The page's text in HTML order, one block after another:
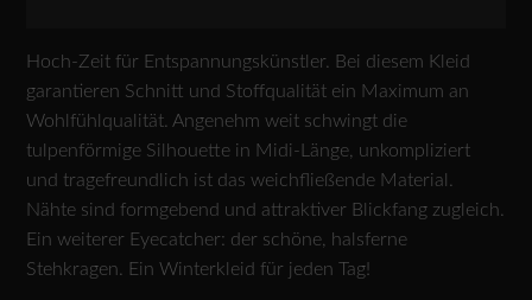
Hoch-Zeit für Entspannungskünstler. Bei diesem Kleid
garantieren Schnitt und Stoffqualität ein Maximum an
Wohlfühlqualität. Angenehm weit schwingt die
tulpenförmige Silhouette in Midi-Länge, unkompliziert
und tragefreundlich ist das weichfließende Material.
Nähte sind formgebend und attraktiver Blickfang zugleich.
Ein weiterer Eyecatcher: der schöne, halsferne
Stehkragen. Ein Winterkleid für jeden Tag!